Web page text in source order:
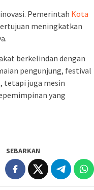
Pemerintah Kota
meningkatkan
berkelindan dengan
pengunjung, festival
tetapi juga mesin
yang
SEBARKAN